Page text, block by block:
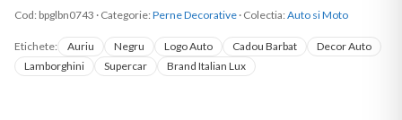
Cod: bpglbn0743 · Categorie: Perne Decorative · Colectia: Auto si Moto
Etichete: Auriu Negru Logo Auto Cadou Barbat
Decor Auto
Lamborghini
Supercar Brand Italian Lux